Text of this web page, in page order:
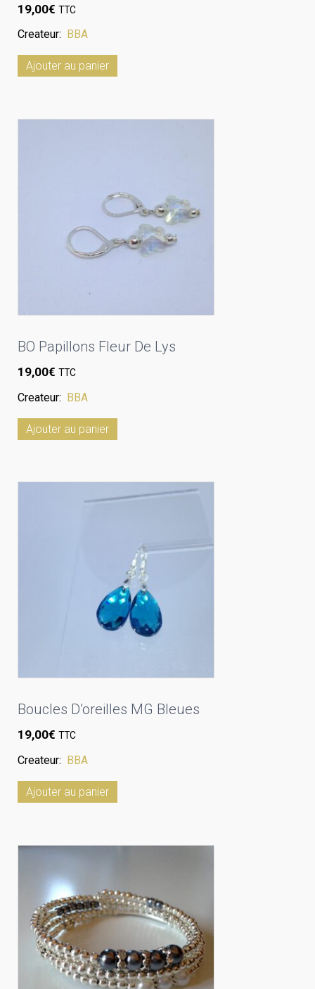
19,00€ TTC
Createur: BBA
Ajouter au panier
BO Papillons Fleur De Lys
19,00€ TTC
Createur: BBA
Ajouter au panier
Boucles D’oreilles MG Bleues
19,00€ TTC
Createur: BBA
Ajouter au panier